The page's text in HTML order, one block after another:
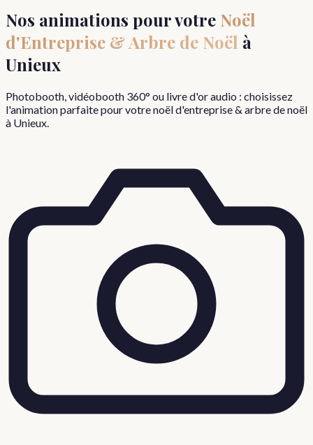
Nos animations pour votre Noël
d'Entreprise & Arbre de Noël à
Unieux
Photobooth, vidéobooth 360° ou livre d'or audio : choisissez
l'animation parfaite pour votrenoël d'entreprise & arbre de noël
à Unieux.